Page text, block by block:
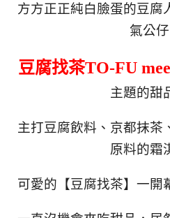
方方正正純白臉蛋的豆腐
氣公仔
豆腐找茶TO-FU
主題的甜
主打豆腐飲料、京都抹茶
原料的霜
可愛的【豆腐找茶】一開